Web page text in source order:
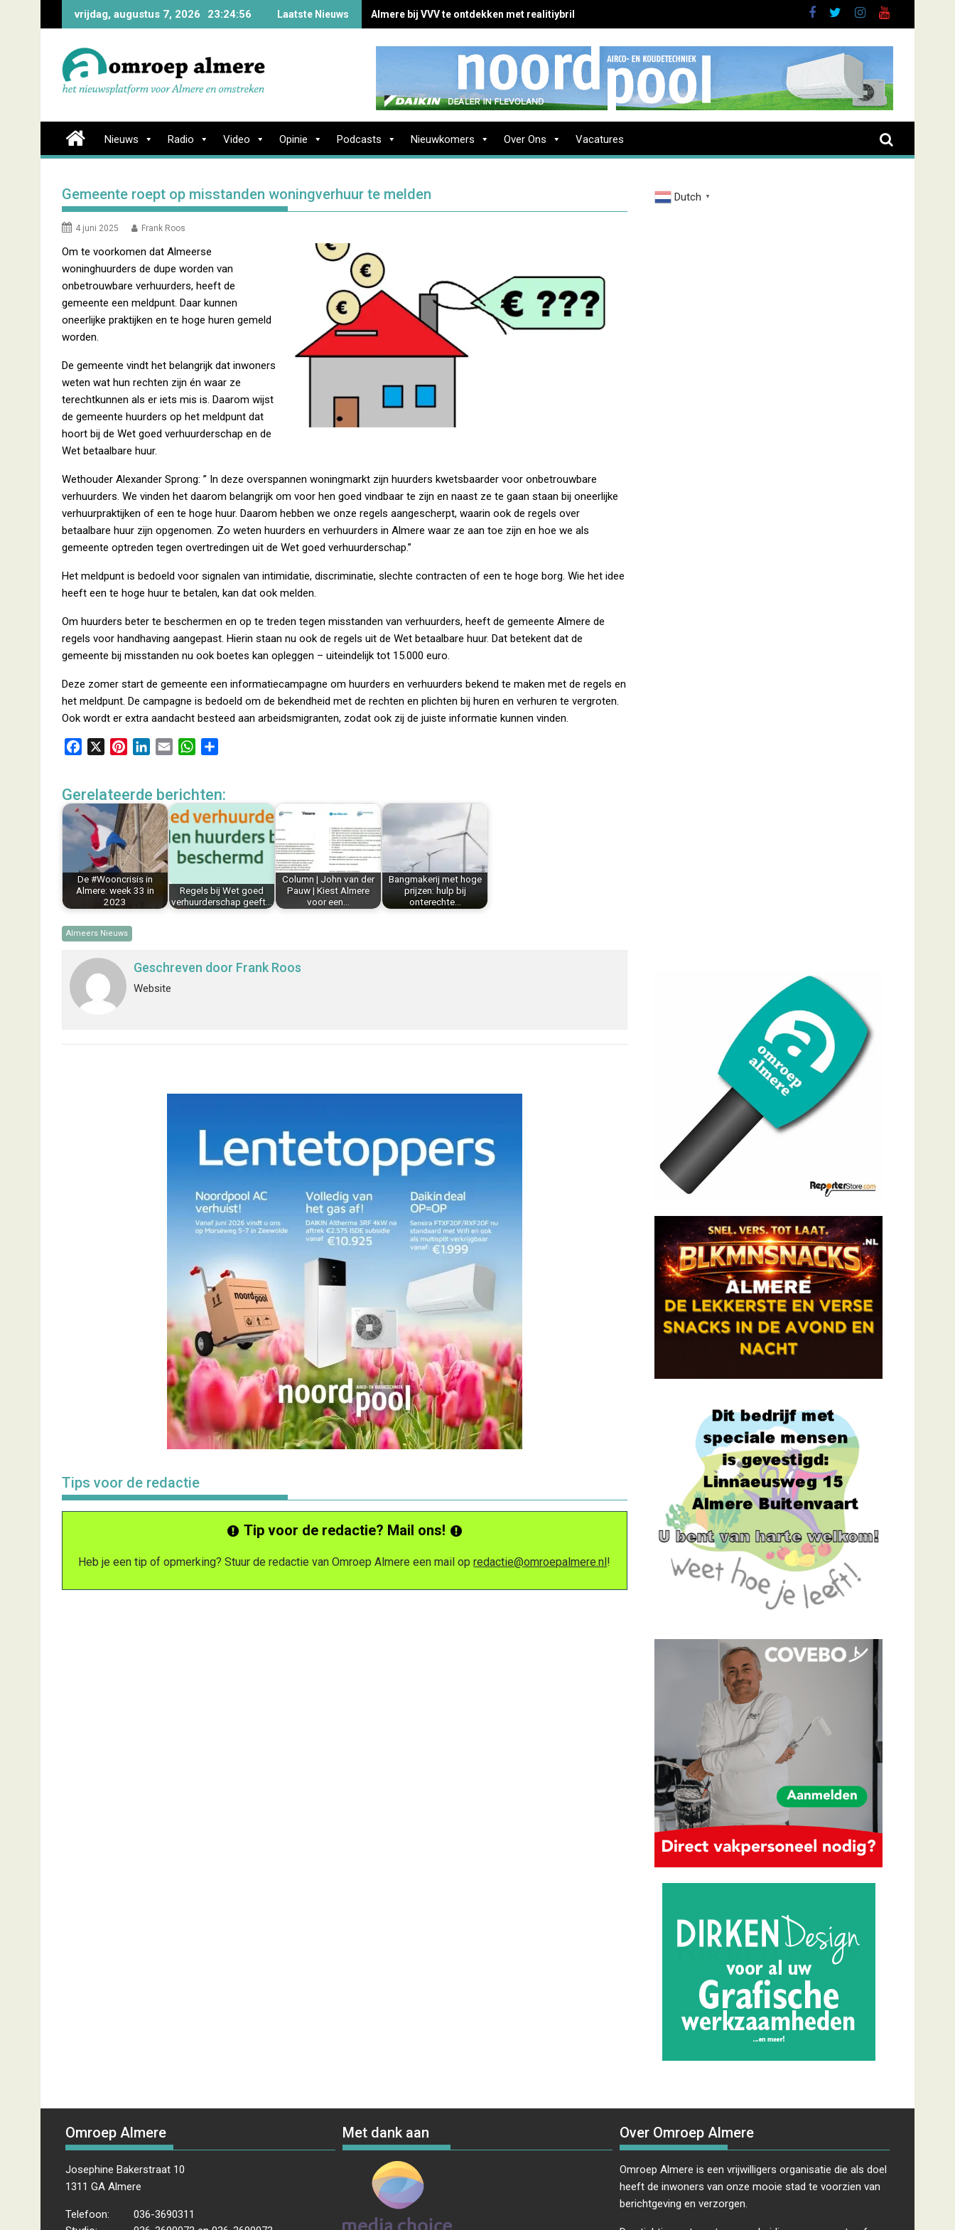
vrijdag, augustus 7, 2026 23:24:56 Laatste Nieuws Almere bij VVV te ontdekken met realitiybril
Nieuws Radio Video Opinie Podcasts Nieuwkomers Over Ons Vacatures
Gemeente roept op misstanden woningverhuur te melden
4 juni 2025 Frank Roos
Om te voorkomen dat Almeerse
woninghuurders de dupe worden van
onbetrouwbare verhuurders, heeft de
gemeente een meldpunt. Daar kunnen
oneerlijke praktijken en te hoge huren gemeld
worden.
De gemeente vindt het belangrijk dat inwoners
weten wat hun rechten zijn én waar ze
terechtkunnen als er iets mis is. Daarom wijst
de gemeente huurders op het meldpunt dat
hoort bij de Wet goed verhuurderschap en de
Wet betaalbare huur.
Wethouder Alexander Sprong: ” In deze overspannen woningmarkt zijn huurders kwetsbaarder voor onbetrouwbare
verhuurders. We vinden het daarom belangrijk om voor hen goed vindbaar te zijn en naast ze te gaan staan bij oneerlijke
verhuurpraktijken of een te hoge huur. Daarom hebben we onze regels aangescherpt, waarin ook de regels over
betaalbare huur zijn opgenomen. Zo weten huurders en verhuurders in Almere waar ze aan toe zijn en hoe we als
gemeente optreden tegen overtredingen uit de Wet goed verhuurderschap.”
Het meldpunt is bedoeld voor signalen van intimidatie, discriminatie, slechte contracten of een te hoge borg. Wie het idee
heeft een te hoge huur te betalen, kan dat ook melden.
Om huurders beter te beschermen en op te treden tegen misstanden van verhuurders, heeft de gemeente Almere de
regels voor handhaving aangepast. Hierin staan nu ook de regels uit de Wet betaalbare huur. Dat betekent dat de
gemeente bij misstanden nu ook boetes kan opleggen – uiteindelijk tot 15.000 euro.
Deze zomer start de gemeente een informatiecampagne om huurders en verhuurders bekend te maken met de regels en
het meldpunt. De campagne is bedoeld om de bekendheid met de rechten en plichten bij huren en verhuren te vergroten.
Ook wordt er extra aandacht besteed aan arbeidsmigranten, zodat ook zij de juiste informatie kunnen vinden.
e
b
o
o
k
t
e
r
e
s
t
k
e
d
I
n
i
l
W
t
s
A
p
e
n
Gerelateerde berichten:
De #Wooncrisis in
Almere: week 33 in
2023
Regels bij Wet goed
verhuurderschap geeft…
Column | John van der
Pauw | Kiest Almere
voor een…
Bangmakerij met hoge
prijzen: hulp bij
onterechte…
Almeers Nieuws
Geschreven door Frank Roos
Website
Tips voor de redactie
Tip voor de redactie? Mail ons!
Heb je een tip of opmerking? Stuur de redactie van Omroep Almere een mail opredactie@omroepalmere.nl!
Dutch ▼
Omroep Almere
Josephine Bakerstraat 10
1311 GA Almere
Telefoon:
036-3690311
Met dank aan Over Omroep Almere
Omroep Almere is een vrijwilligers organisatie die als doel
heeft de inwoners van onze mooie stad te voorzien van
berichtgeving en verzorgen.